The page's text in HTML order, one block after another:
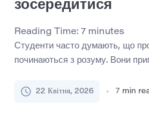
зосередитися
Reading Time: 7 minutes
Студенти часто думають, що
починаються з розуму. Вони
управління часом. Іноді це
22 Квітня, 2026 7 min